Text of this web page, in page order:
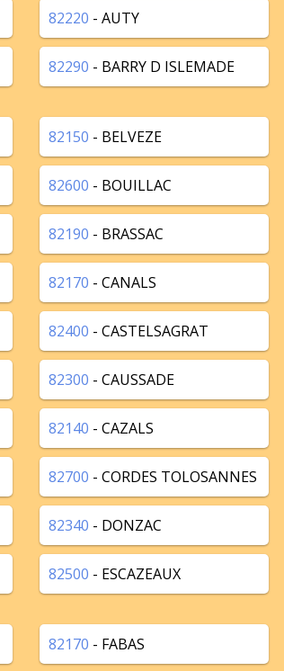
82220 - AUTY
82290 - BARRY D ISLEMADE
82150 - BELVEZE
82600 - BOUILLAC
82190 - BRASSAC
82170 - CANALS
82400 - CASTELSAGRAT
82300 - CAUSSADE
82140 - CAZALS
82700 - CORDES TOLOSANNES
82340 - DONZAC
82500 - ESCAZEAUX
82170 - FABAS